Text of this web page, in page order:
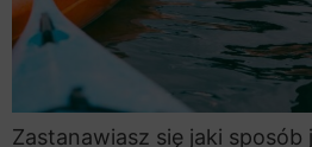
Zastanawiasz się jaki sposób